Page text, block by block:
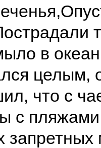
в
целым,
что с
с
запретных